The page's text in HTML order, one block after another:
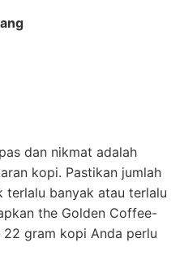
dan nikmat adalah
kopi. Pastikan jumlah
banyak atau terlalu
the Golden Coffee-
gram kopi Anda perlu